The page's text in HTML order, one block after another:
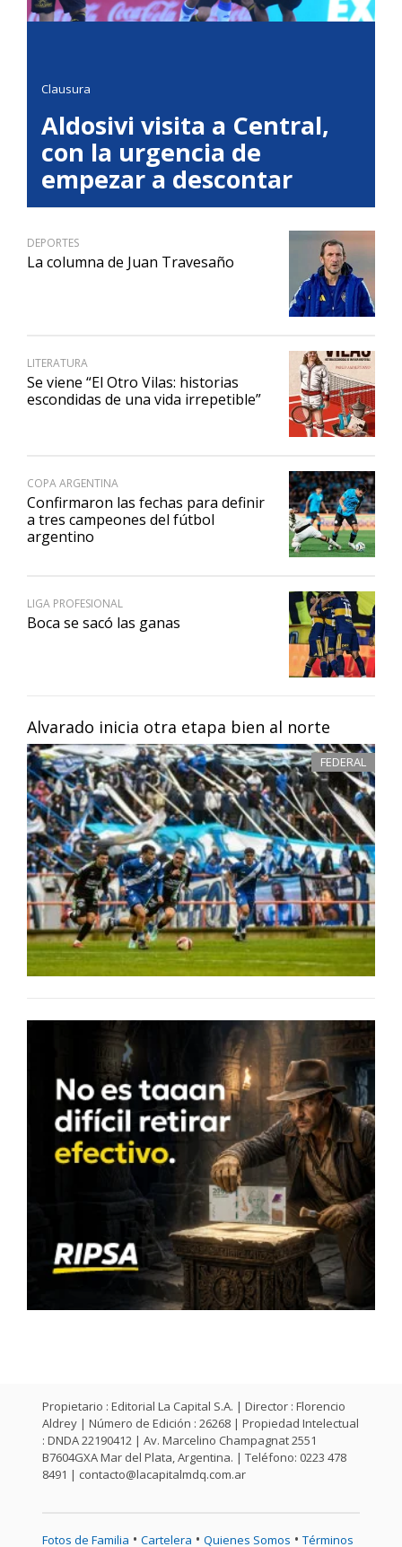
Alvarado inicia otra etapa bien al norte
FEDERAL
Clausura
Aldosivi visita a Central,
con la urgencia de
empezar a descontar
DEPORTES
La columna de Juan Travesaño
LITERATURA
Se viene “El Otro Vilas: historias
escondidas de una vida irrepetible”
COPA ARGENTINA
Confirmaron las fechas para definir
a tres campeones del fútbol
argentino
LIGA PROFESIONAL
Boca se sacó las ganas
Propietario : Editorial La Capital S.A. | Director : Florencio
Aldrey | Número de Edición : 26268 | Propiedad Intelectual
: DNDA 22190412 | Av. Marcelino Champagnat 2551
B7604GXA Mar del Plata, Argentina. | Teléfono: 0223 478
8491 | contacto@lacapitalmdq.com.ar
Fotos de Familia • Cartelera • Quienes Somos • Términos